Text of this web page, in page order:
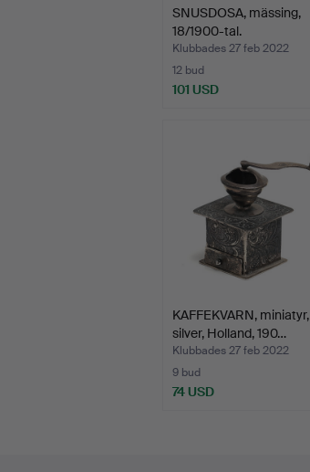
SNUSDOSA, mässing,
18/1900-tal.
Klubbades 27 feb 2022
12 bud
101 USD
KAFFEKVARN, miniatyr,
silver, Holland, 190…
Klubbades 27 feb 2022
9 bud
74 USD